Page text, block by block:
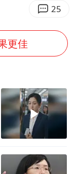
凡蒂诺
乘客脱鞋散发异味 司机提醒反被怼
日本籍女网红在韩直播时自杀身亡
议
总书记关心百姓身边这些民生大事
25
更佳